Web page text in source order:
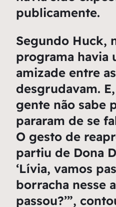
publicamente.
Segundo Huck,
programa havia
amizade entre
desgrudavam.
gente não sabe
pararam de se
O gesto de
partiu de Dona
‘Lívia, vamos
borracha nesse
passou?’”,